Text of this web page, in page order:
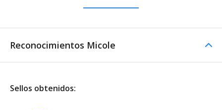
Reconocimientos Micole
Sellos obtenidos: